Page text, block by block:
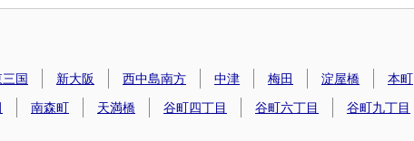
国 新大阪 西中島南方 中津 梅田 淀屋橋 本町
南森町 天満橋 谷町四丁目 谷町六丁目 谷町九丁目